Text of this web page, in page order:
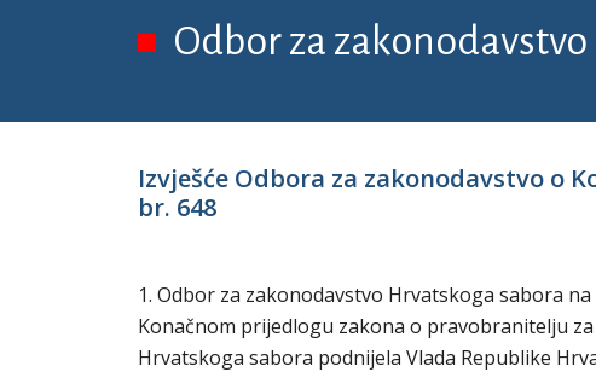
Odbor za zakonodavstvo
Izvješće Odbora za zakonodavstvo o
br. 648
1. Odbor za zakonodavstvo Hrvatskoga sabora
Konačnom prijedlogu zakona o pravobranitelju
Hrvatskoga sabora podnijela Vlada Republike